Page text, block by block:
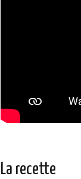
La recette